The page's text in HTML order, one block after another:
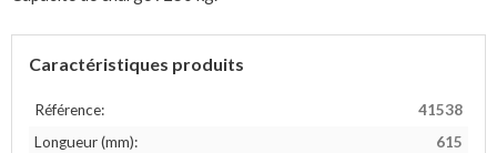
Caractéristiques produits
Référence:
41538
Longueur (mm):
615